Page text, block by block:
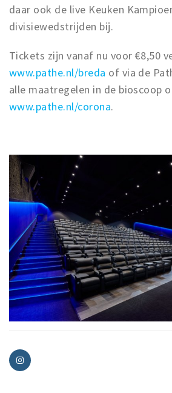
daar ook de live Keuken
divisiewedstrijden bij.
Tickets zijn vanaf nu voor €8,50
www.pathe.nl/breda of via de
alle maatregelen in de bioscoop
www.pathe.nl/corona.